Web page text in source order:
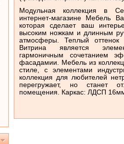
Модульная коллекция в
интернет-магазине Мебель
которая сделает ваш
высоким ножкам и длинным
атмосферы. Теплый оттенок
Витрина является
гармоничным сочетанием
фасадамии. Мебель из
стиле, с элементами
коллекция для любителей
перегружает, но станет
помещения. Каркас: ЛДСП